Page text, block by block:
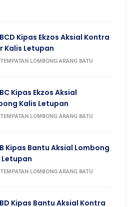
Kipas Ekzos Aksial Kontra
Kalis Letupan
LOMBONG ARANG BATU
Kipas Ekzos Aksial
Kalis Letupan
LOMBONG ARANG BATU
Kipas Bantu Aksial Lombong
Letupan
LOMBONG ARANG BATU
Kipas Bantu Aksial Kontra